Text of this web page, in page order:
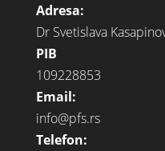
Adresa:
Dr Svetislava
PIB
109228853
Email:
info@pfs.rs
Telefon: